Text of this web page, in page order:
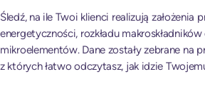
Śledź, na ile Twoi klienci realizują założenia
energetyczności, rozkładu
mikroelementów. Dane zostały zebrane na
z których łatwo odczytasz, jak idzie